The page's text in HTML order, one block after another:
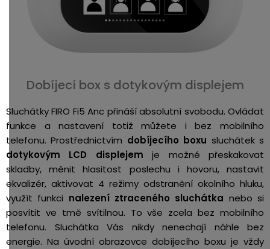
Dobíjecí box s dotykovým displejem
Sluchátky FIRO Fi5 Anc přináší absolutní svobodu. Ovládat
funkce a nastavení totiž můžete i bez mobilního
telefonu. Prostřednictvím dobíjecího boxu sluchátek s
dotykovým LCD displejem je možné přeskakovat
skladby, měnit hlasitost poslechu i hovoru, nastavit
ekvalizér, aktivovat 4 režimy odstranění okolního hluku,
využít funkci nalezení ztraceného sluchátka nebo si
posvítit ve tmě svítilnou. To vše zcela bez mobilního
telefonu. Sluchátka Vás nikdy nenechají náhle bez
energie. Na úvodní obrazovce dobíjecího boxu je vždy